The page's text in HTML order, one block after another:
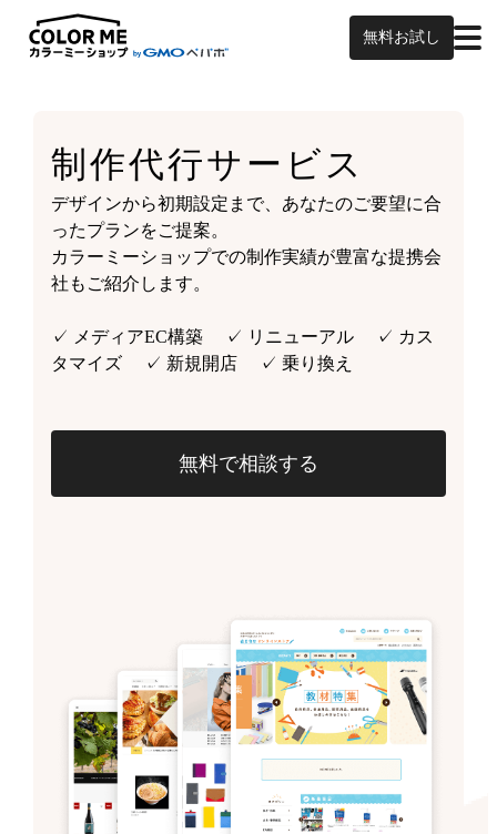
無料お試し
制作代行サービス
デザインから初期設定まで、あなたのご要望に合
ったプランをご提案。
カラーミーショップでの制作実績が豊富な提携会
社もご紹介します。
✓ メディアEC構築 ✓ リニューアル ✓ カス
タマイズ ✓ 新規開店 ✓ 乗り換え
無料で相談する